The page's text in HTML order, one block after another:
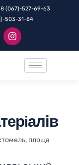
(067)-527-69-63
503-31-84
площа